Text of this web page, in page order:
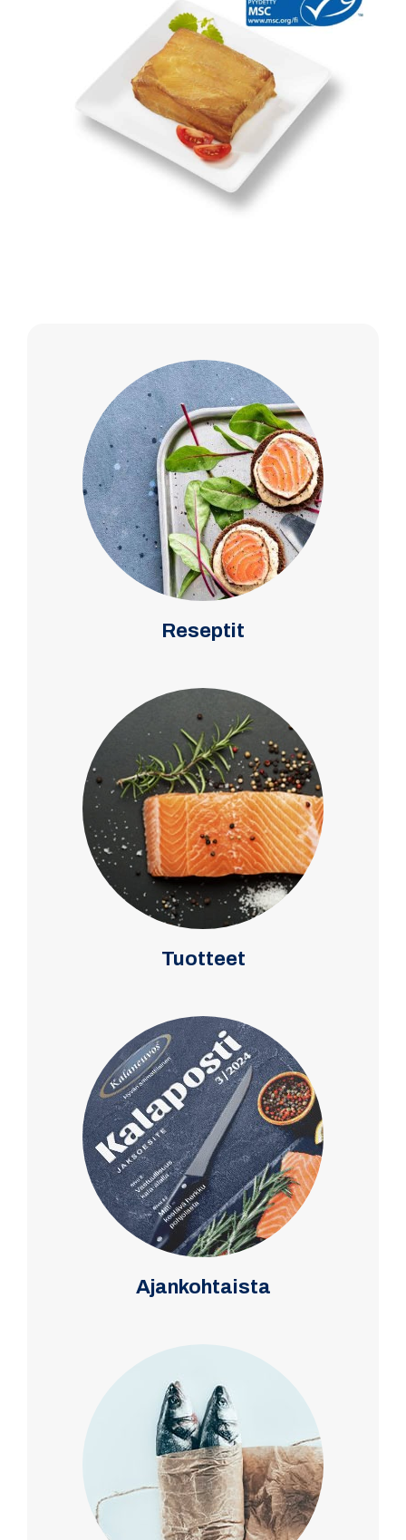
Reseptit
Tuotteet
Ajankohtaista